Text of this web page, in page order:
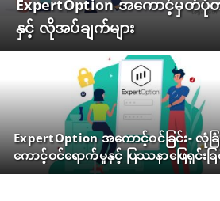
ExpertOption အကောင့်မှတ်ပုံတ
နှင့် လိုအပ်ချက်များ
ExpertOption အကောင့်ဝင်ခြင်း- လုံ
ကောင့်ဝင်ရောက်မှုနှင့် ပြဿနာဖြေရှင်းခြ